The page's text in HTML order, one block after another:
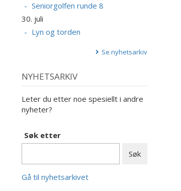
Seniorgolfen runde 8
30. juli
Lyn og torden
Se nyhetsarkiv
NYHETSARKIV
Leter du etter noe spesiellt i andre
nyheter?
Søk etter
Gå til nyhetsarkivet